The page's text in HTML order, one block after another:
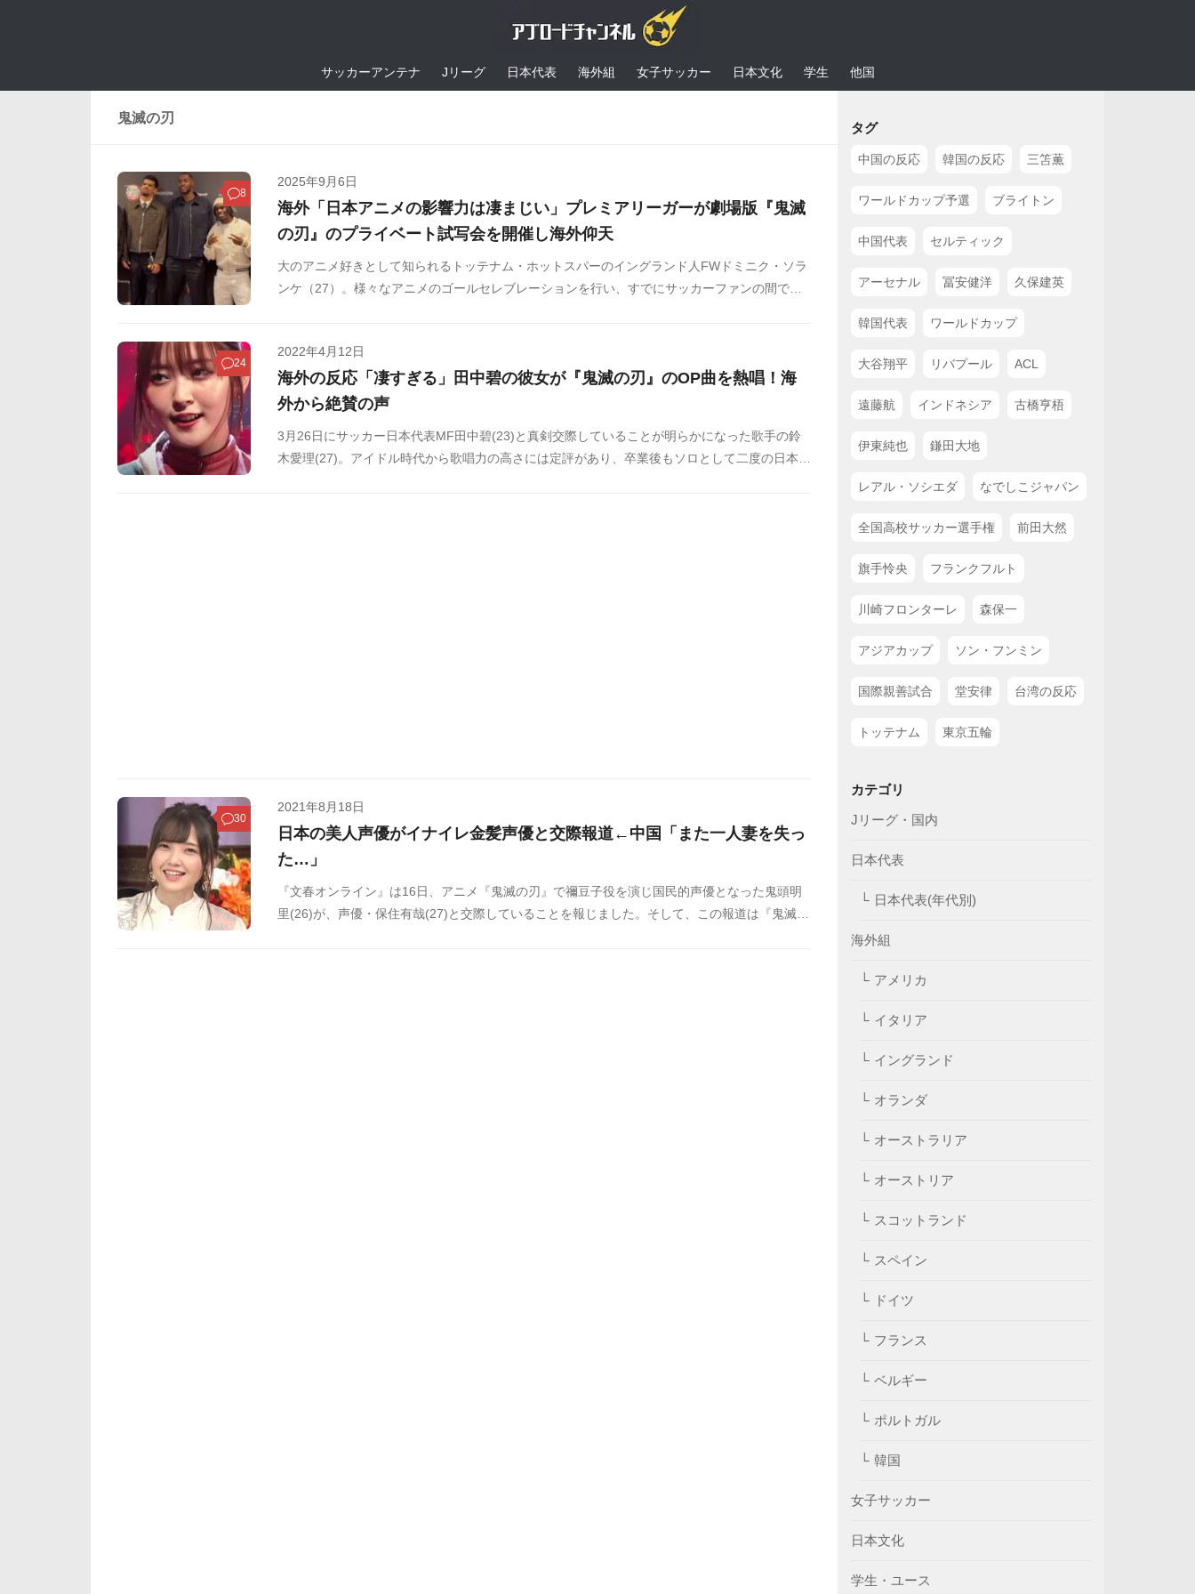
サッカーアンテナ Jリーグ 日本代表 海外組 女子サッカー 日本文化 学生 他国
鬼滅の刃
8
2025年9月6日
海外「日本アニメの影響力は凄まじい」プレミアリーガーが劇場版『鬼滅
の刃』のプライベート試写会を開催し海外仰天
大のアニメ好きとして知られるトッテナム・ホットスパーのイングランド人FWドミニク・ソラ
ンケ（27）。様々なアニメのゴールセレブレーションを行い、すでにサッカーファンの間でも
24
2022年4月12日
海外の反応「凄すぎる」田中碧の彼女が『鬼滅の刃』のOP曲を熱唱！海
外から絶賛の声
3月26日にサッカー日本代表MF田中碧(23)と真剣交際していることが明らかになった歌手の鈴
木愛理(27)。アイドル時代から歌唱力の高さには定評があり、卒業後もソロとして二度の日本武
30
2021年8月18日
日本の美人声優がイナイレ金髪声優と交際報道←中国「また一人妻を失っ
た…」
『文春オンライン』は16日、アニメ『鬼滅の刃』で禰豆子役を演じ国民的声優となった鬼頭明
里(26)が、声優・保住有哉(27)と交際していることを報じました。そして、この報道は『鬼滅の
タグ
中国の反応 韓国の反応 三笘薫
ワールドカップ予選 ブライトン
中国代表 セルティック
アーセナル 冨安健洋 久保建英
韓国代表 ワールドカップ
大谷翔平 リバプール ACL
遠藤航 インドネシア 古橋亨梧
伊東純也 鎌田大地
レアル・ソシエダ なでしこジャパン
全国高校サッカー選手権 前田大然
旗手怜央 フランクフルト
川崎フロンターレ 森保一
アジアカップ ソン・フンミン
国際親善試合 堂安律 台湾の反応
トッテナム 東京五輪
カテゴリ
Jリーグ・国内
日本代表
日本代表(年代別)
海外組
アメリカ
イタリア
イングランド
オランダ
オーストラリア
オーストリア
スコットランド
スペイン
ドイツ
フランス
ベルギー
ポルトガル
韓国
女子サッカー
日本文化
学生・ユース